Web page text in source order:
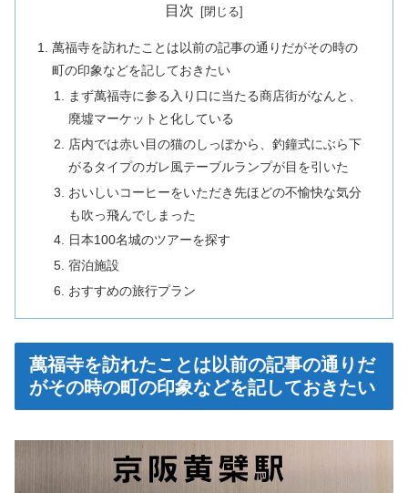
目次
萬福寺を訪れたことは以前の記事の通りだがその時の
町の印象などを記しておきたい
まず萬福寺に参る入り口に当たる商店街がなんと、
廃墟マーケットと化している
店内では赤い目の猫のしっぽから、釣鐘式にぶら下
がるタイプのガレ風テーブルランプが目を引いた
おいしいコーヒーをいただき先ほどの不愉快な気分
も吹っ飛んでしまった
日本100名城のツアーを探す
宿泊施設
おすすめの旅行プラン
萬福寺を訪れたことは以前の記事の通りだ
がその時の町の印象などを記しておきたい